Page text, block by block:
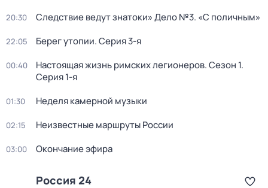
20:30 Следствие ведут знатоки» Дело №3. «С поличным»
22:05 Берег утопии. Серия 3-я
00:40 Настоящая жизнь римских легионеров. Сезон 1.
Серия 1-я
01:30 Неделя камерной музыки
02:15 Неизвестные маршруты России
03:00 Окончание эфира
Россия 24